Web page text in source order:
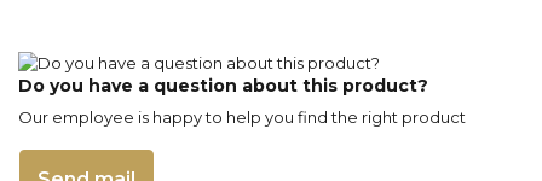
Do you have a question about this product?
Our employee is happy to help you find the right product